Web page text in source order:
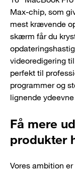
Max-chip, som
mest krævende
skærm får du
videoredigering
perfekt til
programmer og
lignende
Få mere
produkter
Vores ambition